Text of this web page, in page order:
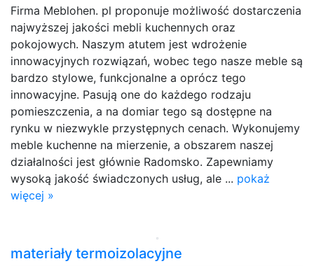
Firma Meblohen. pl proponuje możliwość dostarczenia
najwyższej jakości mebli kuchennych oraz
pokojowych. Naszym atutem jest wdrożenie
innowacyjnych rozwiązań, wobec tego nasze meble są
bardzo stylowe, funkcjonalne a oprócz tego
innowacyjne. Pasują one do każdego rodzaju
pomieszczenia, a na domiar tego są dostępne na
rynku w niezwykle przystępnych cenach. Wykonujemy
meble kuchenne na mierzenie, a obszarem naszej
działalności jest głównie Radomsko. Zapewniamy
wysoką jakość świadczonych usług, ale ... pokaż
więcej »
materiały termoizolacyjne